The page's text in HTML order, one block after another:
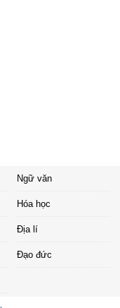
Ngữ văn
Hóa học
Địa lí
Đạo đức